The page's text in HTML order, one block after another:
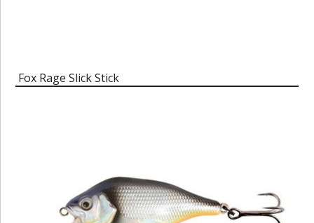
Fox Rage Slick Stick